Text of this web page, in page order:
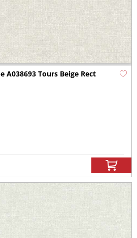
Tours Beige Rect